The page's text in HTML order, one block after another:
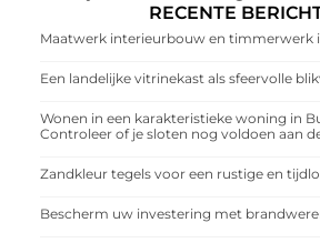
RECENTE
Maatwerk interieurbouw en timmerwerk
Een landelijke vitrinekast als sfeervolle
Wonen in een karakteristieke woning in
Controleer of je sloten nog voldoen aan
Zandkleur tegels voor een rustige en
Bescherm uw investering met